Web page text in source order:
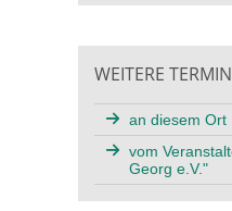
WEITERE
an diesem Ort
vom
Georg e.V."